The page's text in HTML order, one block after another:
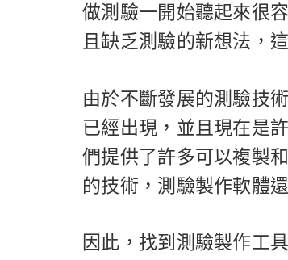
做測驗一開始聽起來很
且缺乏測驗的新想法，
由於不斷發展的測驗技
已經出現，並且現在是
們提供了許多可以複製
的技術，測驗製作軟體
因此，找到測驗製作工